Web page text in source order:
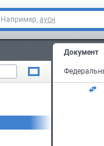
Например, аусн
Документ